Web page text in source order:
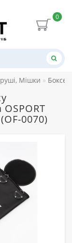
0
Мішки
0070)